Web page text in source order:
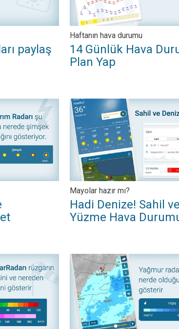
paylaş
Haftanın hava durumu
14 Günlük Hava
Plan Yap
takip et. Yıldırımlar nerde var?. . .Hadi Denize! Sahil ve Yüzme
Mayolar hazır mı?
Hadi Denize! Sahil ve
Yüzme Hava
Fırtına mı?. Rüzgarın yönü belli oldu!. . .
Yağmur Radarı ile yağmura